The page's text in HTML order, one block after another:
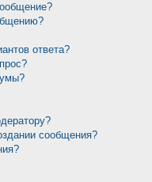
ответа?
сообщения?